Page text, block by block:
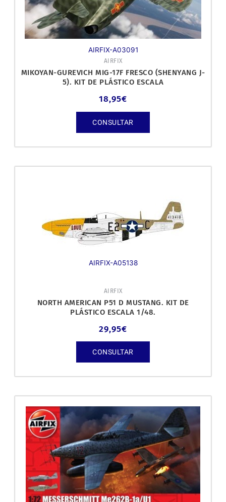
AIRFIX-A03091
AIRFIX
MIKOYAN-GUREVICH MIG-17F FRESCO (SHENYANG J-
5). KIT DE PLÁSTICO ESCALA
18,95€
CONSULTAR
AIRFIX-A05138
AIRFIX
NORTH AMERICAN P51 D MUSTANG. KIT DE
PLÁSTICO ESCALA 1/48.
29,95€
CONSULTAR